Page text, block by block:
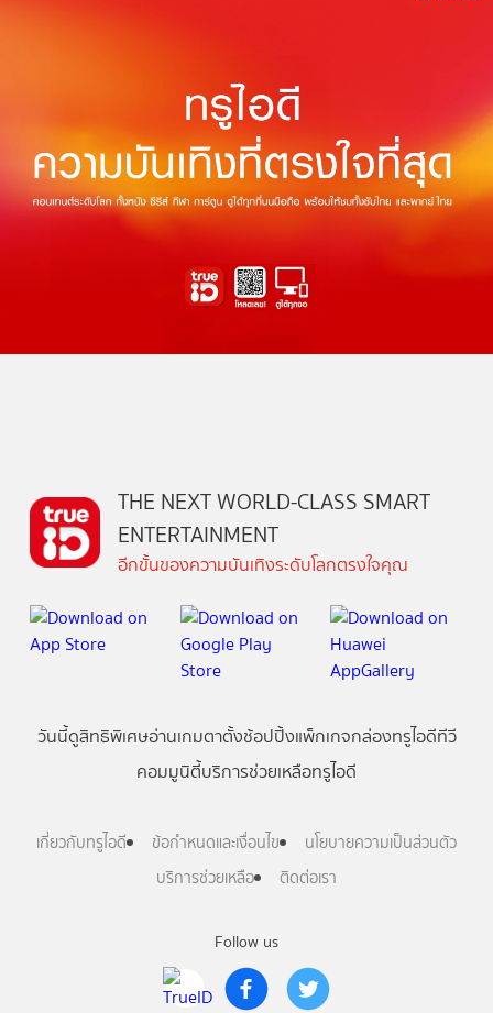
Follow us
THE NEXT WORLD-CLASS SMART
ENTERTAINMENT
อีกขั้นของความบันเทิงระดับโลกตรงใจคุณ
วันนี้ดูสิทธิพิเศษอ่านเกมตาตั้งช้อปปิ้งแพ็กเกจกล่องทรูไอดีทีวี
คอมมูนิตี้บริการช่วยเหลือทรูไอดี
เกี่ยวกับทรูไอดี ข้อกำหนดและเงื่อนไข
นโยบายความเป็นส่วนตัว
บริการช่วยเหลือ
ติดต่อเรา